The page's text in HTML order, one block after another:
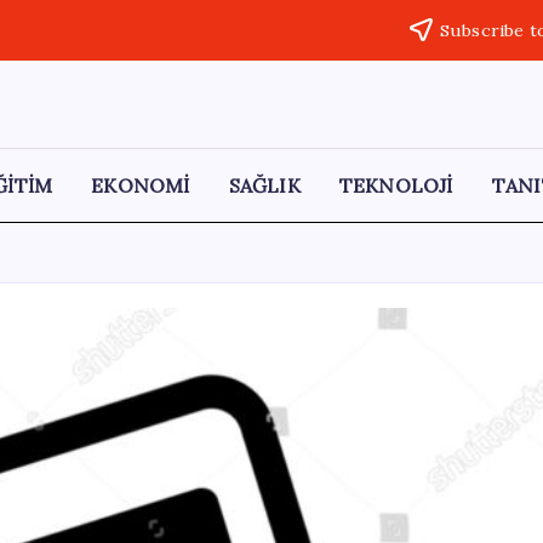
Subscribe
EKONOMİ SAĞLIK TEKNOLOJİ